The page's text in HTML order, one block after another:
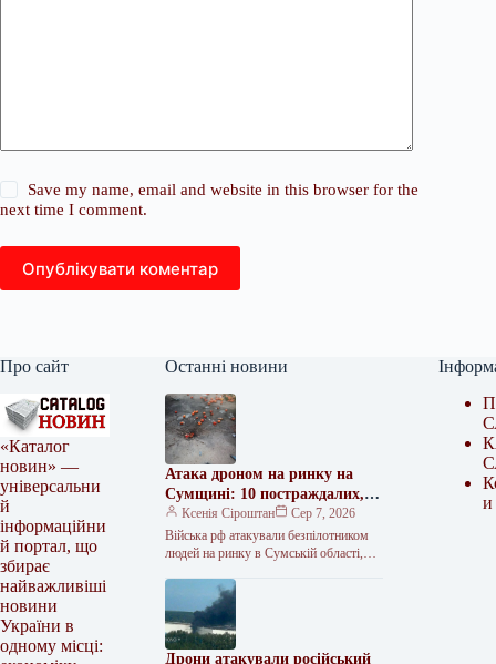
Save my name, email and website in this browser for the
next time I comment.
Опублікувати коментар
Про сайт
«Каталог
новин» —
універсальни
й
інформаційни
й портал, що
збирає
найважливіші
новини
України в
одному місці:
Останні новини
Атака дроном на ринку на
Сумщині: 10 постраждалих,
двоє у вкрай важкому стані
Ксенія Сіроштан
Сер 7, 2026
Війська рф атакували безпілотником
людей на ринку в Сумській області,
Сумах били дронами та…
Дрони атакували російський
и